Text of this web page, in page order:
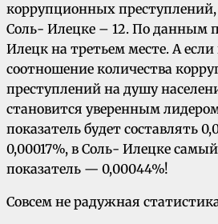
коррупционных преступлений,
Соль- Илецке – 12. По данным
Илецк на третьем месте. А
соотношение количества
преступлений на душу
становится уверенным
показатель будет составлять
0,00017%, в Соль- Илецке
показатель — 0,00044%!
Совсем не радужная